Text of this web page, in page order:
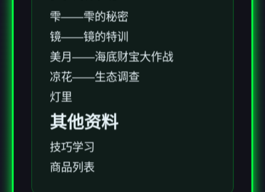
雫——雫的秘密
镜——镜的特训
美月——海底财宝大作战
凉花——生态调查
灯里
其他资料
技巧学习
商品列表